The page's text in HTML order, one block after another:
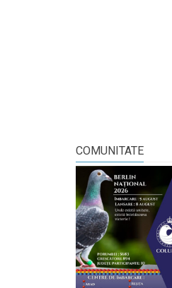
COMUNITATE